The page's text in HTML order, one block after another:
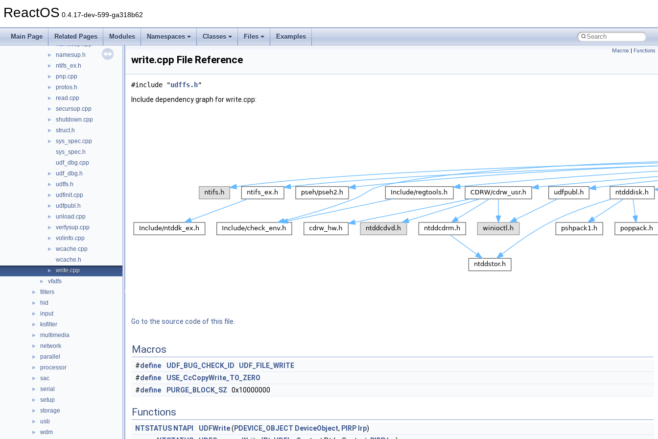
ReactOS 0.4.17-dev-599-ga318b62
Main Page Related Pages Modules Namespaces Classes Files Examples
► mem.cpp
misc.cpp
► namesup.cpp
► namesup.h
► ntifs_ex.h
► pnp.cpp
► protos.h
► read.cpp
► secursup.cpp
► shutdown.cpp
► struct.h
►
sys_spec.cpp
sys_spec.h
udf_dbg.cpp
► udf_dbg.h
► udffs.h
► udfinit.cpp
► udfpubl.h
► unload.cpp
► verfysup.cpp
► volinfo.cpp
►
wcache.cpp
wcache.h
► write.cpp
► vfatfs
► filters
► hid
► input
► ksfilter
► multimedia
► network
► parallel
► processor
► sac
► serial
► setup
► storage
► usb
► wdm
Macros | Functions
write.cpp File Reference
#include "udffs.h"
Include dependency graph for write.cpp:
Go to the source code of this file.
Macros
#define UDF_BUG_CHECK_ID
UDF_FILE_WRITE
#define
USE_CcCopyWrite_TO_ZERO
#define PURGE_BLOCK_SZ 0x10000000
Functions
NTSTATUS NTAPI UDFWrite( PDEVICE_OBJECT DeviceObject, PIRP Irp)